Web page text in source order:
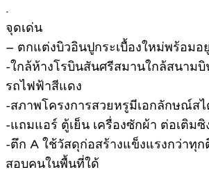
.
จุดเด่น
– ตกแต่งบิวอินปูกระเบื้องใหม่พร้อมอ
-ใกล้ห้างโรบินสันศรีสมานใกล้สนามบิ
รถไฟฟ้าสีแดง
-สภาพโครงการสวยหรูมีเอกลักษณ์ส
-แถมแอร์ ตู้เย็น เครื่องซักผ้า ต่อเติมซิ
-ตึก A ใช้วัสดุก่อสร้างแข็งแรงกว่าทุ
สอบคนในพื้นที่ใด้